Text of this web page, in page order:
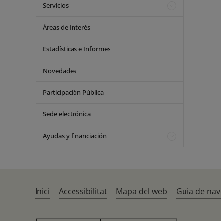
Servicios
Áreas de Interés
Estadísticas e Informes
Novedades
Participación Pública
Sede electrónica
Ayudas y financiación
Inici Accessibilitat Mapa del web Guia de